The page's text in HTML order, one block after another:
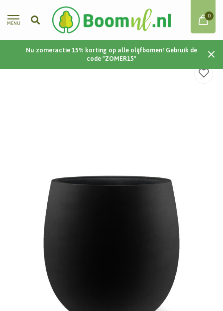
MENU
0
Nu zomeractie 15% korting op alle olijfbomen! Gebruik de
code "ZOMER15"
Home / Argento Balloon 55 55x55 - Black